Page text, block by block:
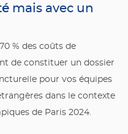
mais avec un
% des coûts de
de constituer un dossier
pour vos équipes
dans le contexte
de Paris 2024.